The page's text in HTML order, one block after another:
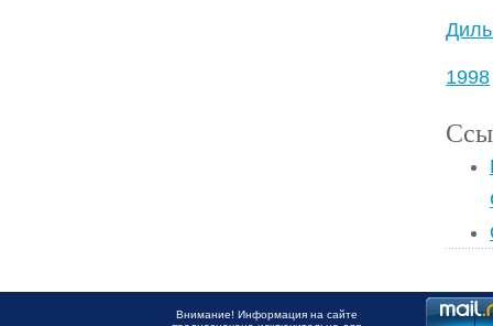
1998
Внимание! Информация на сайте